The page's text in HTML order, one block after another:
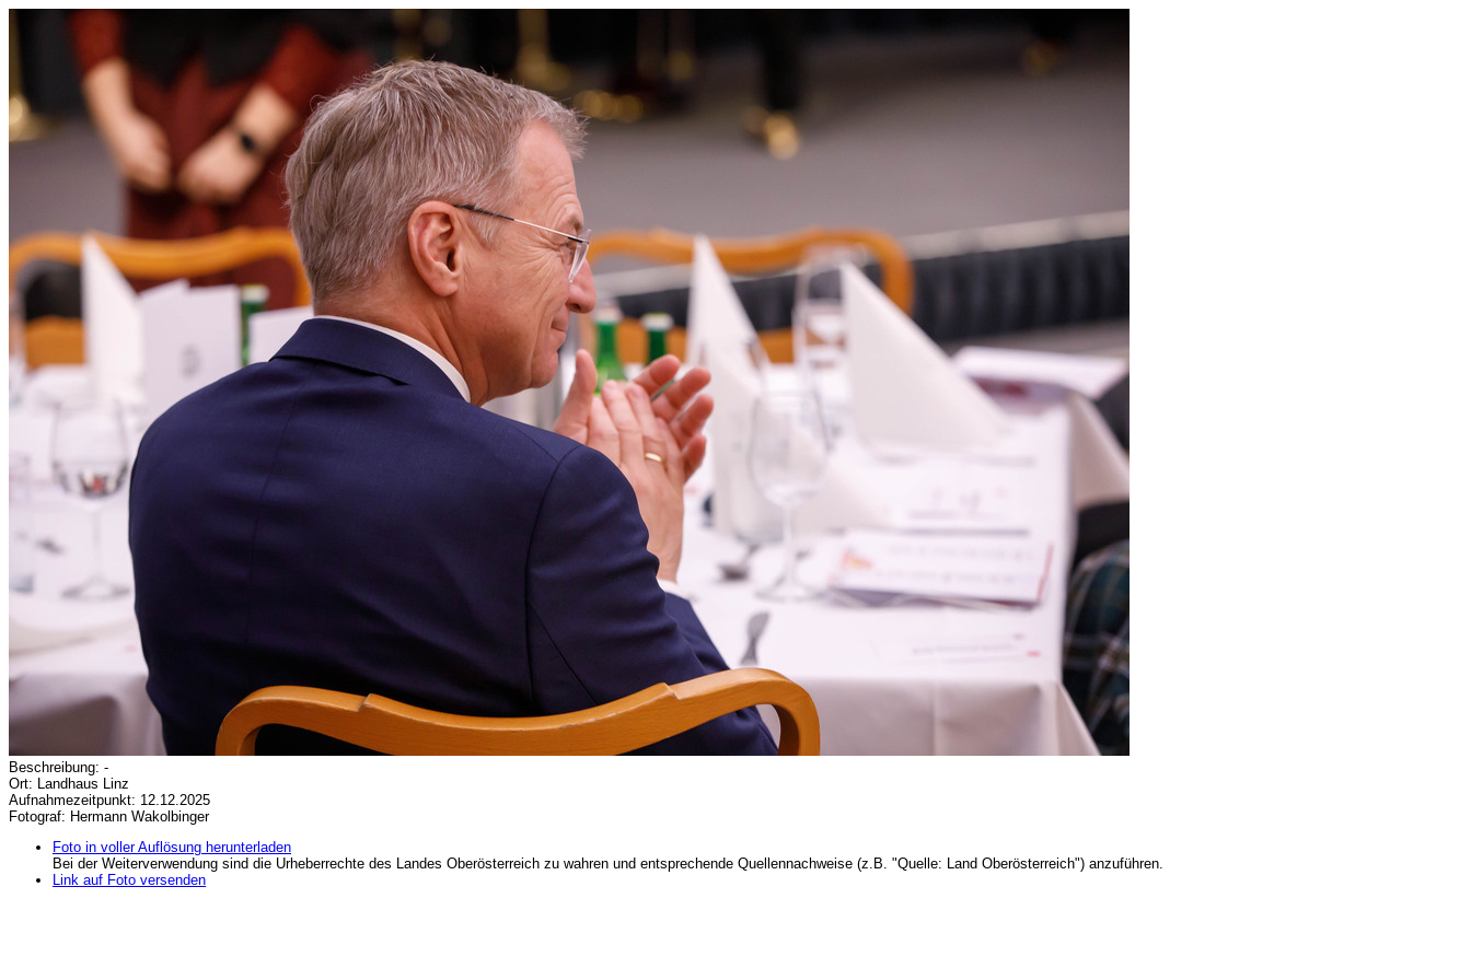
Beschreibung: -
Ort: Landhaus Linz
Aufnahmezeitpunkt: 12.12.2025
Fotograf: Hermann Wakolbinger
Foto in voller Auflösung herunterladen
Bei der Weiterverwendung sind die Urheberrechte des Landes Oberösterreich zu wahren und entsprechende Quellennachweise (z.B. "Quelle: Land Oberösterreich") anzuführen.
Link auf Foto versenden